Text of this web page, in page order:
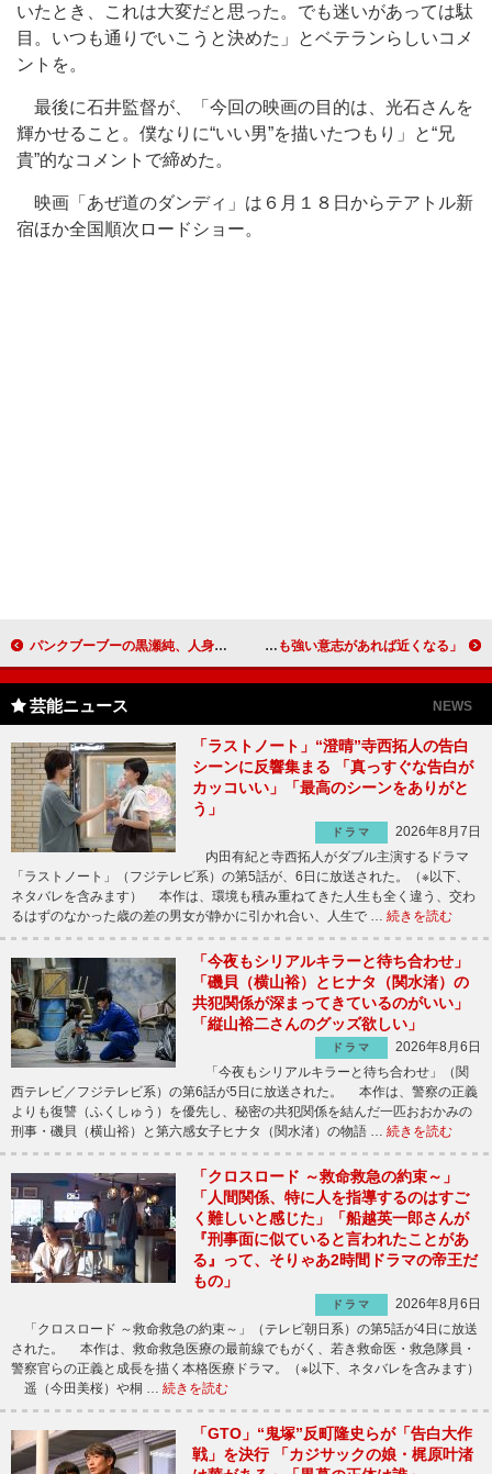
いたとき、これは大変だと思った。でも迷いがあっては駄
目。いつも通りでいこうと決めた」とベテランらしいコメ
ントを。
最後に石井監督が、「今回の映画の目的は、光石さんを
輝かせること。僕なりに“いい男”を描いたつもり」と“兄
貴”的なコメントで締めた。
映画「あぜ道のダンディ」は６月１８日からテアトル新
宿ほか全国順次ロードショー。
パンクブーブーの黒瀬純、人身事故 所属事務所と本人がコメントを発表 アンジェラ・アキ、ゴッホの自画像を前に涙 「夢は遠くても強い意志があれば近くなる」
芸能ニュース NEWS
「ラストノート」“澄晴”寺西拓人の告白
シーンに反響集まる 「真っすぐな告白が
カッコいい」「最高のシーンをありがと
う」
ドラマ
2026年8月7日
内田有紀と寺西拓人がダブル主演するドラマ
「ラストノート」（フジテレビ系）の第5話が、6日に放送された。（※以下、
ネタバレを含みます） 本作は、環境も積み重ねてきた人生も全く違う、交わ
るはずのなかった歳の差の男女が静かに引かれ合い、人生で … 続きを読む
「今夜もシリアルキラーと待ち合わせ」
「磯貝（横山裕）とヒナタ（関水渚）の
共犯関係が深まってきているのがいい」
「縦山裕二さんのグッズ欲しい」
ドラマ
2026年8月6日
「今夜もシリアルキラーと待ち合わせ」（関
西テレビ／フジテレビ系）の第6話が5日に放送された。 本作は、警察の正義
よりも復讐（ふくしゅう）を優先し、秘密の共犯関係を結んだ一匹おおかみの
刑事・磯貝（横山裕）と第六感女子ヒナタ（関水渚）の物語 … 続きを読む
「クロスロード ～救命救急の約束～」
「人間関係、特に人を指導するのはすご
く難しいと感じた」「船越英一郎さんが
『刑事面に似ていると言われたことがあ
る』って、そりゃあ2時間ドラマの帝王だ
もの」
ドラマ
2026年8月6日
「クロスロード ～救命救急の約束～」（テレビ朝日系）の第5話が4日に放送
された。 本作は、救命救急医療の最前線でもがく、若き救命医・救急隊員・
警察官らの正義と成長を描く本格医療ドラマ。（※以下、ネタバレを含みます）
遥（今田美桜）や桐 … 続きを読む
「GTO」“鬼塚”反町隆史らが「告白大作
戦」を決行 「カジサックの娘・梶原叶渚